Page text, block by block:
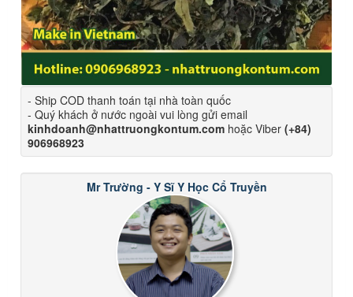
- Ship COD thanh toán tại nhà toàn quốc
- Quý khách ở nước ngoài vui lòng gửi email
kinhdoanh@nhattruongkontum.com hoặc Viber (+84)
906968923
Mr Trường - Y Sĩ Y Học Cổ Truyền